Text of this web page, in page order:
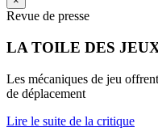
Revue de presse
LA TOILE DES
Les mécaniques de jeu
de déplacement
Lire le suite de la critique